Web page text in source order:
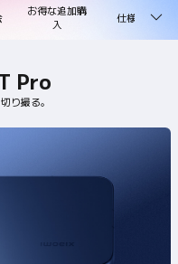
お得な追加購
入
仕様一覧
Pro
り撮る。